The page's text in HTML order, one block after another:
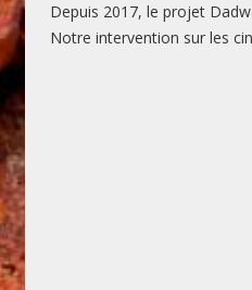
Depuis 2017, le projet
Notre intervention sur les